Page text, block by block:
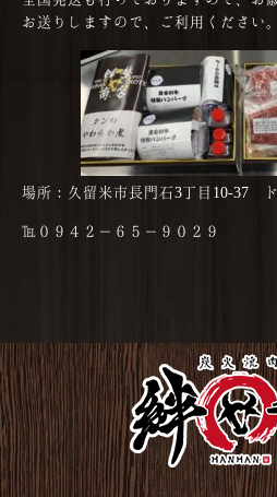
お送りしますので、ご利用ください。
場所：久留米市長門石3丁目10-37
℡０９４２－６５－９０２９